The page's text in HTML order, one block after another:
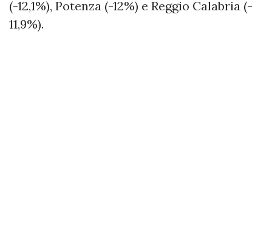
(-12,1%), Potenza (-12%) e Reggio Calabria (-
11,9%).